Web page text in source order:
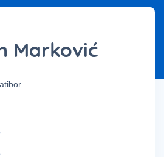
Marković